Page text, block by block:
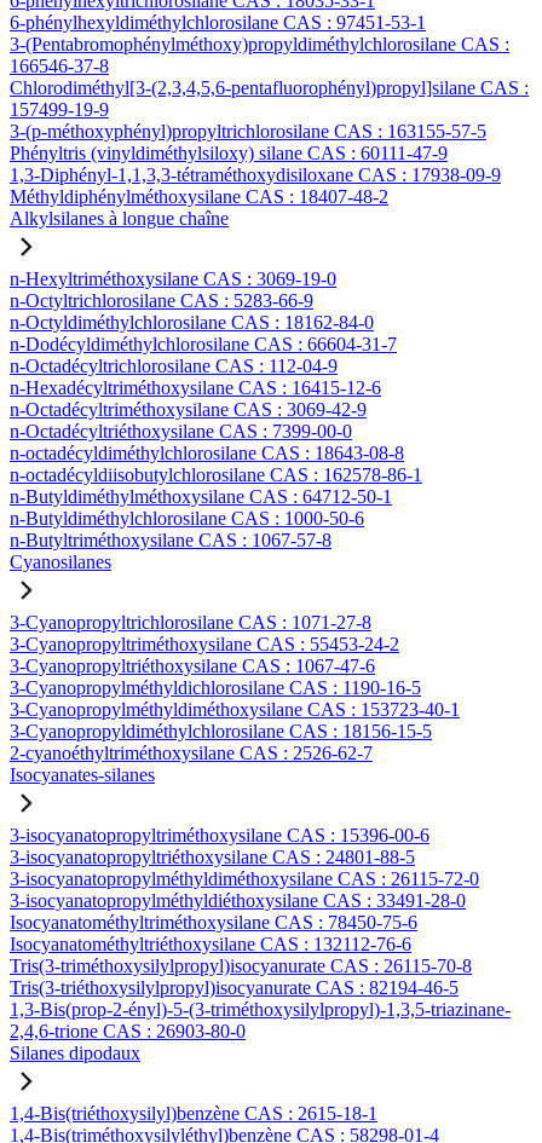
6-phénylhexyldiméthylchlorosilane CAS : 97451-53-1
3-(Pentabromophénylméthoxy)propyldiméthylchlorosilane CAS :
166546-37-8
Chlorodiméthyl[3-(2,3,4,5,6-pentafluorophényl)propyl]silane CAS :
157499-19-9
3-(p-méthoxyphényl)propyltrichlorosilane CAS : 163155-57-5
Phényltris (vinyldiméthylsiloxy) silane CAS : 60111-47-9
1,3-Diphényl-1,1,3,3-tétraméthoxydisiloxane CAS : 17938-09-9
Méthyldiphénylméthoxysilane CAS : 18407-48-2
Alkylsilanes à longue chaîne
n-Hexyltriméthoxysilane CAS : 3069-19-0
n-Octyltrichlorosilane CAS : 5283-66-9
n-Octyldiméthylchlorosilane CAS : 18162-84-0
n-Dodécyldiméthylchlorosilane CAS : 66604-31-7
n-Octadécyltrichlorosilane CAS : 112-04-9
n-Hexadécyltriméthoxysilane CAS : 16415-12-6
n-Octadécyltriméthoxysilane CAS : 3069-42-9
n-Octadécyltriéthoxysilane CAS : 7399-00-0
n-octadécyldiméthylchlorosilane CAS : 18643-08-8
n-octadécyldiisobutylchlorosilane CAS : 162578-86-1
n-Butyldiméthylméthoxysilane CAS : 64712-50-1
n-Butyldiméthylchlorosilane CAS : 1000-50-6
n-Butyltriméthoxysilane CAS : 1067-57-8
Cyanosilanes
3-Cyanopropyltrichlorosilane CAS : 1071-27-8
3-Cyanopropyltriméthoxysilane CAS : 55453-24-2
3-Cyanopropyltriéthoxysilane CAS : 1067-47-6
3-Cyanopropylméthyldichlorosilane CAS : 1190-16-5
3-Cyanopropylméthyldiméthoxysilane CAS : 153723-40-1
3-Cyanopropyldiméthylchlorosilane CAS : 18156-15-5
2-cyanoéthyltriméthoxysilane CAS : 2526-62-7
Isocyanates-silanes
3-isocyanatopropyltriméthoxysilane CAS : 15396-00-6
3-isocyanatopropyltriéthoxysilane CAS : 24801-88-5
3-isocyanatopropylméthyldiméthoxysilane CAS : 26115-72-0
3-isocyanatopropylméthyldiéthoxysilane CAS : 33491-28-0
Isocyanatométhyltriméthoxysilane CAS : 78450-75-6
Isocyanatométhyltriéthoxysilane CAS : 132112-76-6
Tris(3-triméthoxysilylpropyl)isocyanurate CAS : 26115-70-8
Tris(3-triéthoxysilylpropyl)isocyanurate CAS : 82194-46-5
1,3-Bis(prop-2-ényl)-5-(3-triméthoxysilylpropyl)-1,3,5-triazinane-
2,4,6-trione CAS : 26903-80-0
Silanes dipodaux
1,4-Bis(triéthoxysilyl)benzène CAS : 2615-18-1
1,4-Bis(triméthoxysilyléthyl)benzène CAS : 58298-01-4